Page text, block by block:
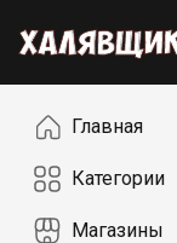
НавигацияГлавная
Категории
Магазины